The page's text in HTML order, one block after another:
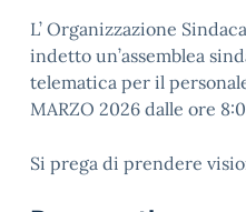
L’ Organizzazione
indetto un’assemblea
telematica per il
MARZO 2026 dalle ore
Si prega di prendere